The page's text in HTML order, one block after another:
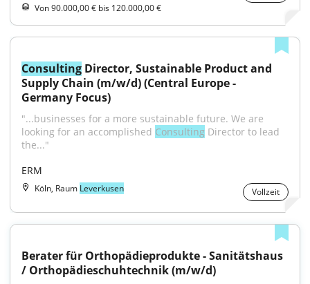
Von 90.000,00 € bis 120.000,00 €
Consulting Director, Sustainable Product and
Supply Chain (m/w/d) (Central Europe -
Germany Focus)
"...businesses for a more sustainable future. We are
looking for an accomplished Consulting Director to lead
the..."
ERM
Köln, Raum Leverkusen Vollzeit
Berater für Orthopädieprodukte - Sanitätshaus
/ Orthopädieschuhtechnik (m/w/d)